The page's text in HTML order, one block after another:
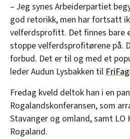
– Jeg synes Arbeiderpartiet
god retorikk, men har fortsatt
velferdsprofitt. Det finnes bare
stoppe velferdsprofitørene på.
forbud. Det er til og med et
leder Audun Lysbakken til
Fredag kveld deltok han i en
Rogalandskonferansen, som
Stavanger og omland, samt LO
Rogaland.